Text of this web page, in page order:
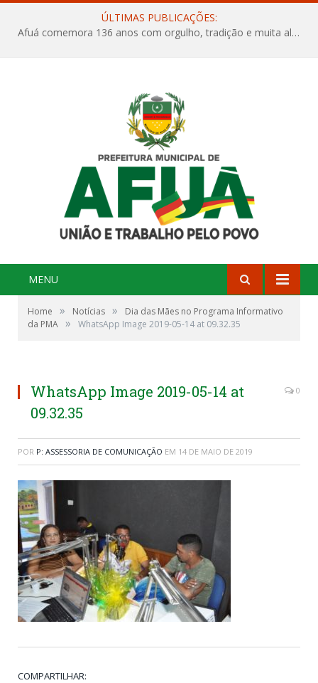
ÚLTIMAS PUBLICAÇÕES:
Afuá comemora 136 anos com orgulho, tradição e muita alegria na Quadra Dr. Nelson Salomão
MENU
Home » Notícias »
Dia das Mães no Programa Informativo
da PMA » WhatsApp Image 2019-05-14 at 09.32.35
WhatsApp Image 2019-05-14 at
09.32.35
0
POR P: ASSESSORIA DE COMUNICAÇÃO EM 14 DE MAIO DE 2019
COMPARTILHAR: